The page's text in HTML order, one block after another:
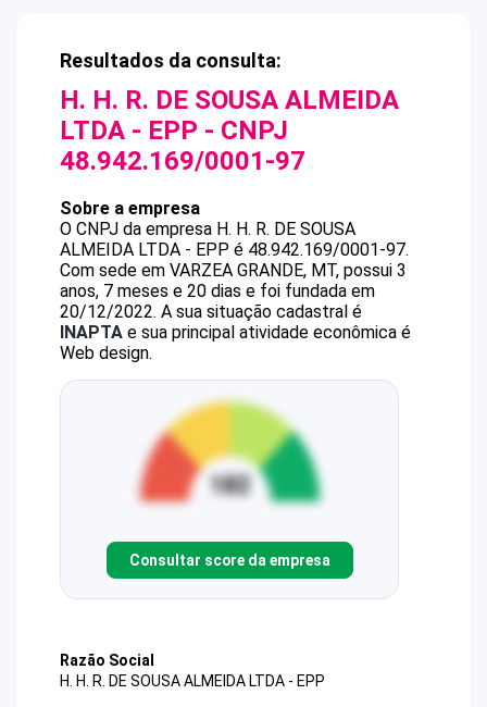
Resultados da consulta:
H. H. R. DE SOUSA ALMEIDA
LTDA - EPP - CNPJ
48.942.169/0001-97
Sobre a empresa
O CNPJ da empresa H. H. R. DE SOUSA
ALMEIDA LTDA - EPP é 48.942.169/0001-97.
Com sede em VARZEA GRANDE, MT, possui 3
anos, 7 meses e 20 dias e foi fundada em
20/12/2022. A sua situação cadastral é
INAPTA e sua principal atividade econômica é
Web design.
Consultar score da empresa
Razão Social
H. H. R. DE SOUSA ALMEIDA LTDA - EPP